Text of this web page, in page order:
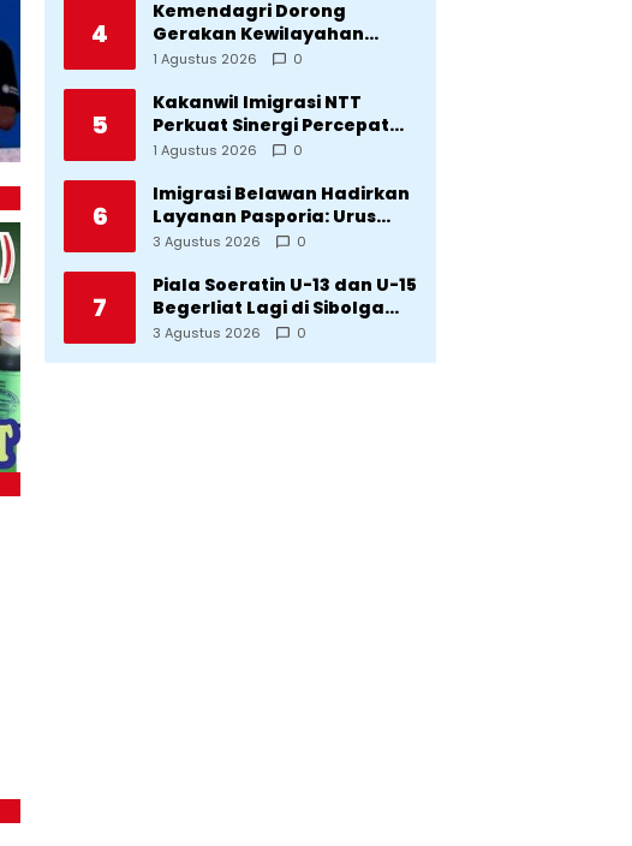
4
Kemendagri Dorong
Gerakan Kewilayahan
Lawan Tuberkulosis
1 Agustus 2026 0
5
Kakanwil Imigrasi NTT
Perkuat Sinergi Percepat
Pembentukan Kantor
1 Agustus 2026 0
6
Imigrasi Belawan Hadirkan
Layanan Pasporia: Urus
Paspor di Hari Libur
3 Agustus 2026 0
7
Piala Soeratin U-13 dan U-15
Begerliat Lagi di Sibolga
Setelah Stadion Horas
3 Agustus 2026 0